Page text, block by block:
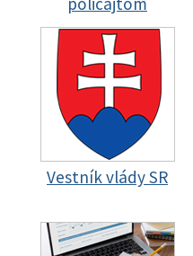
Vestník vlády SR